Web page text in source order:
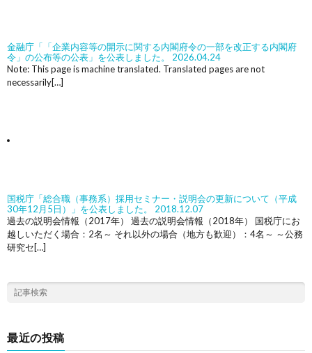
金融庁「「企業内容等の開示に関する内閣府令の一部を改正する内閣府
令」の公布等の公表」を公表しました。
2026.04.24
Note: This page is machine translated. Translated pages are not
necessarily[…]
国税庁「総合職（事務系）採用セミナー・説明会の更新について（平成
30年12月5日）」を公表しました。
2018.12.07
過去の説明会情報（2017年） 過去の説明会情報（2018年） 国税庁にお
越しいただく場合：2名～ それ以外の場合（地方も歓迎）：4名～ ～公務
研究セ[…]
最近の投稿